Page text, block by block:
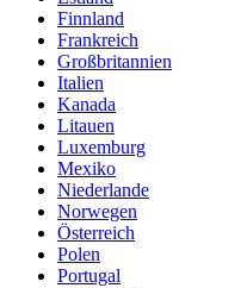
Finnland
Frankreich
Großbritannien
Italien
Kanada
Litauen
Luxemburg
Mexiko
Niederlande
Norwegen
Österreich
Polen
Portugal